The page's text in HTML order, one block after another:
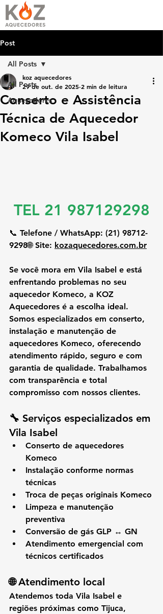
Post
All Posts
Aquecedores
All Posts
Conserto e Assistência
Técnica de Aquecedor
Komeco Vila Isabel
koz aquecedores
29 de out. de 2025 2 min de leitura
TEL 21 987129298
📞 Telefone / WhatsApp: (21) 98712-
9298🌐 Site: kozaquecedores.com.br
Se você mora em Vila Isabel e está
enfrentando problemas no seu
aquecedor Komeco, a KOZ
Aquecedores é a escolha ideal.
Somos especializados em conserto,
instalação e manutenção de
aquecedores Komeco, oferecendo
atendimento rápido, seguro e com
garantia de qualidade. Trabalhamos
com transparência e total
compromisso com nossos clientes.
🔧 Serviços especializados em
Vila Isabel
Conserto de aquecedores
Komeco
Instalação conforme normas
técnicas
Troca de peças originais Komeco
Limpeza e manutenção
preventiva
Conversão de gás GLP ↔ GN
Atendimento emergencial com
técnicos certificados
🌐 Atendimento local
Atendemos toda Vila Isabel e
regiões próximas como Tijuca,